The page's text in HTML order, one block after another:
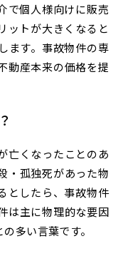
で個人様向けに販売
ットが大きくなると
ます。事故物件の専
動産本来の価格を提
亡くなったことのあ
・孤独死があった物
としたら、事故物件
は主に物理的な要因
多い言葉です。